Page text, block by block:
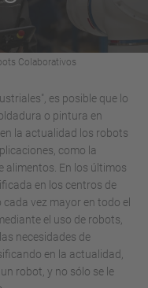
Colaborativos
es posible que lo
o pintura en
la actualidad los robots
como la
alimentos. En los últimos
en los centros de
vez mayor en todo el
el uso de robots,
necesidades de
en la actualidad,
robot, y no sólo se le